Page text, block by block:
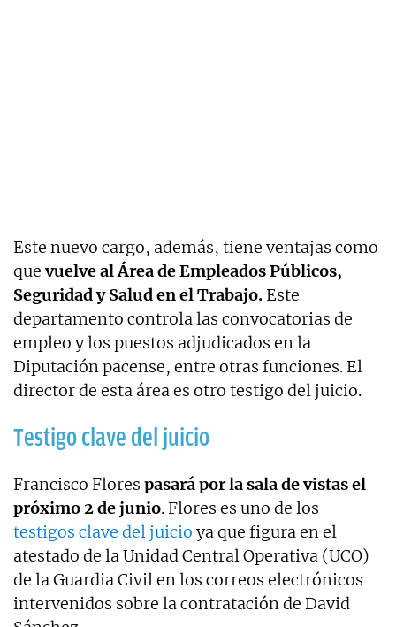
Este nuevo cargo, además, tiene ventajas como
quevuelve al Área de Empleados Públicos,
Seguridad y Salud en el Trabajo. Este
departamento controla las convocatorias de
empleo y los puestos adjudicados en la
Diputación pacense, entre otras funciones. El
director de esta área es otro testigo del juicio.
Testigo clave del juicio
Francisco Flores pasará por la sala de vistas el
próximo 2 de junio. Flores es uno de los
testigos clave del juicio ya que figura en el
atestado de la Unidad Central Operativa (UCO)
de la Guardia Civil en los correos electrónicos
intervenidos sobre la contratación de David